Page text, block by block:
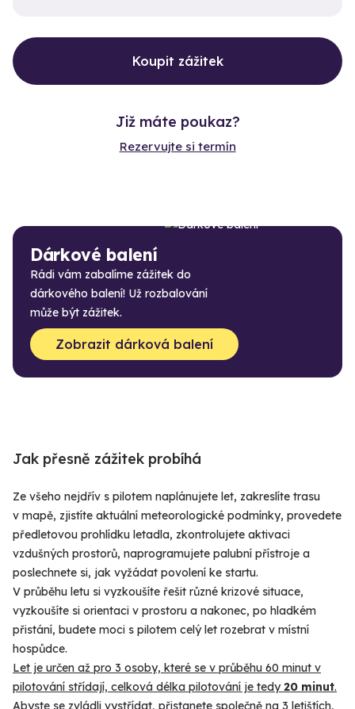
Koupit zážitek
Již máte poukaz?
Rezervujte si termín
Dárkové balení
Rádi vám zabalíme zážitek do
dárkového balení! Už rozbalování
může být zážitek.
Zobrazit dárková balení
Jak přesně zážitek probíhá
Ze všeho nejdřív s pilotem naplánujete let, zakreslíte trasu
v mapě, zjistíte aktuální meteorologické podmínky, provedete
předletovou prohlídku letadla, zkontrolujete aktivaci
vzdušných prostorů, naprogramujete palubní přístroje a
poslechnete si, jak vyžádat povolení ke startu.
V průběhu letu si vyzkoušíte řešit různé krizové situace,
vyzkoušíte si orientaci v prostoru a nakonec, po hladkém
přistání, budete moci s pilotem celý let rozebrat v místní
hospůdce.
Let je určen až pro 3 osoby, které se v průběhu 60 minut v
pilotování střídají, celková délka pilotování je tedy20 minut.
Abyste se zvládli vystřídat, přistanete společně na 3 letištích,